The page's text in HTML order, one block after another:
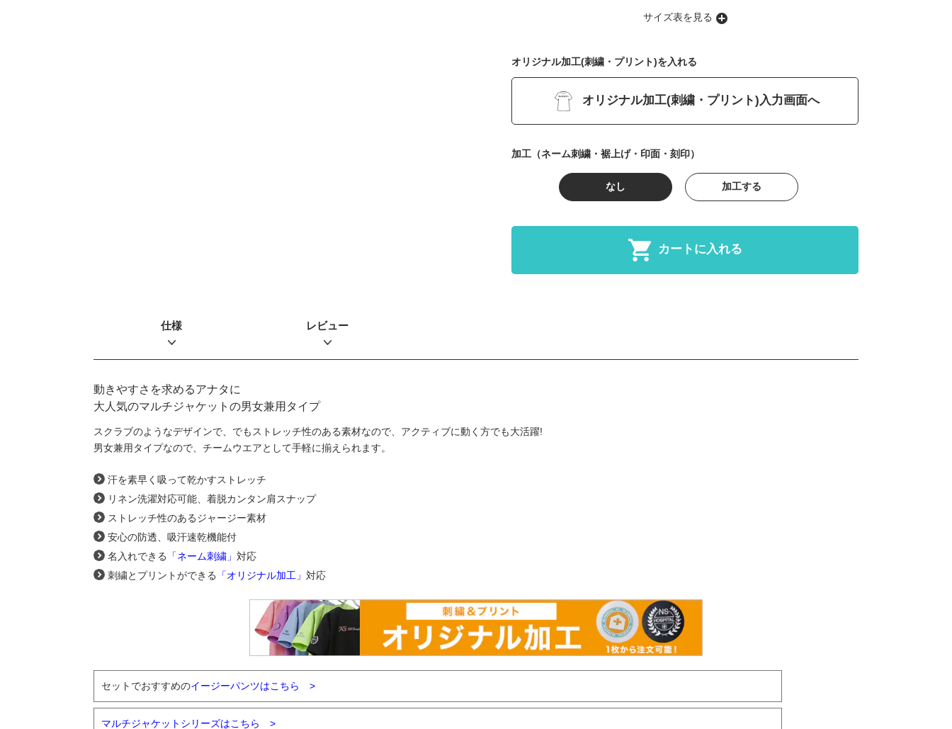
サイズ表を見る
オリジナル加工(刺繍・プリント)を入れる
オリジナル加工(刺繍・プリント)入力画面へ
加工（ネーム刺繍・裾上げ・印面・刻印）
なし 加工する
カートに入れる
仕様 レビュー
動きやすさを求めるアナタに
大人気のマルチジャケットの男女兼用タイプ
スクラブのようなデザインで、でもストレッチ性のある素材なので、アクティブに動く方でも大活躍!
男女兼用タイプなので、チームウエアとして手軽に揃えられます。
汗を素早く吸って乾かすストレッチ
リネン洗濯対応可能、着脱カンタン肩スナップ
ストレッチ性のあるジャージー素材
安心の防透、吸汗速乾機能付
名入れできる
「ネーム刺繍」 対応
刺繍とプリントができる
「オリジナル加工」 対応
セットでおすすめのイージーパンツはこちら >
マルチジャケットシリーズはこちら >